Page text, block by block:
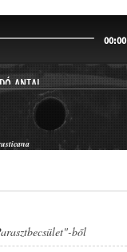
00:00
ANTAL
ből